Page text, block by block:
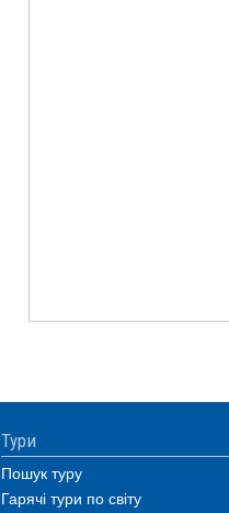
Тури
Пошук туру
Гарячі тури по світу